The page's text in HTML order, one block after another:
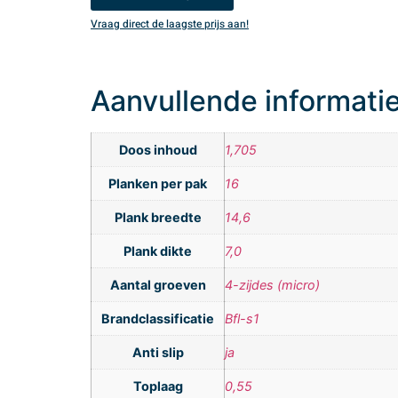
Vraag direct de laagste prijs aan!
Aanvullende
Doos inhoud 1,705
Planken per pak 16
Plank breedte 14,6
Plank dikte 7,0
Aantal groeven 4-zijdes (micro)
Brandclassificatie Bfl-s1
Anti slip ja
Toplaag 0,55